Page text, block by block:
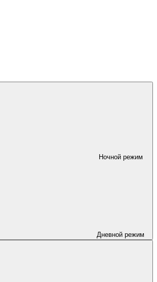
Ночной режим
Дневной режим